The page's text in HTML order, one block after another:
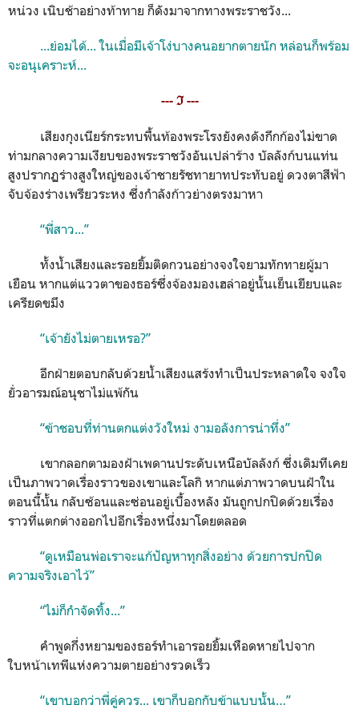
หน่วง เนิบช้าอย่างท้าทาย ก็ดังมาจากทางพระราชวัง...
...ย่อมได้... ในเมื่อมีเจ้าโง่บางคนอยากตายนัก หล่อนก็พร้อม
จะอนุเคราะห์...
--- ℑ ---
เสียงกุงเนียร์กระทบพื้นท้องพระโรงยังคงดังกึกก้องไม่ขาด
ท่ามกลางความเงียบของพระราชวังอันเปล่าร้าง บัลลังก์บนแท่น
สูงปรากฏร่างสูงใหญ่ของเจ้าชายรัชทายาทประทับอยู่ ดวงตาสีฟ้า
จับจ้องร่างเพรียวระหง ซึ่งกำลังก้าวย่างตรงมาหา
“พี่สาว...”
ทั้งน้ำเสียงและรอยยิ้มติดกวนอย่างจงใจยามทักทายผู้มา
เยือน หากแต่แววตาของธอร์ซึ่งจ้องมองเฮล่าอยู่นั้นเย็นเยียบและ
เครียดขมึง
“เจ้ายังไม่ตายเหรอ?”
อีกฝ่ายตอบกลับด้วยน้ำเสียงแสร้งทำเป็นประหลาดใจ จงใจ
ยั่วอารมณ์อนุชาไม่แพ้กัน
“ข้าชอบที่ท่านตกแต่งวังใหม่ งามอลังการน่าทึ่ง”
เขากลอกตามองฝ้าเพดานประดับเหนือบัลลังก์ ซึ่งเดิมทีเคย
เป็นภาพวาดเรื่องราวของเขาและโลกิ หากแต่ภาพวาดบนฝ้าใน
ตอนนี้นั้น กลับซ้อนและซ่อนอยู่เบื้องหลัง มันถูกปกปิดด้วยเรื่อง
ราวที่แตกต่างออกไปอีกเรื่องหนึ่งมาโดยตลอด
“ดูเหมือนพ่อเราจะแก้ปัญหาทุกสิ่งอย่าง ด้วยการปกปิด
ความจริงเอาไว้”
“ไม่ก็กำจัดทิ้ง...”
คำพูดกึ่งหยามของธอร์ทำเอารอยยิ้มเหือดหายไปจาก
ใบหน้าเทพีแห่งความตายอย่างรวดเร็ว
“เขาบอกว่าพี่คู่ควร... เขาก็บอกกับข้าแบบนั้น…”